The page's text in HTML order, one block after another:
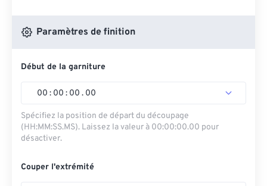
Paramètres de finition
Début de la garniture
00 : 00 : 00 . 00
Spécifiez la position de départ du découpage
(HH:MM:SS.MS). Laissez la valeur à 00:00:00.00 pour
désactiver.
Couper l'extrémité